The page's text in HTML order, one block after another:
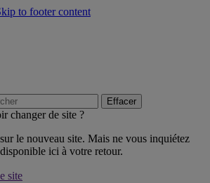
to footer content
Effacer
changer de site ?
le nouveau site. Mais ne vous inquiétez
ici à votre retour.
site